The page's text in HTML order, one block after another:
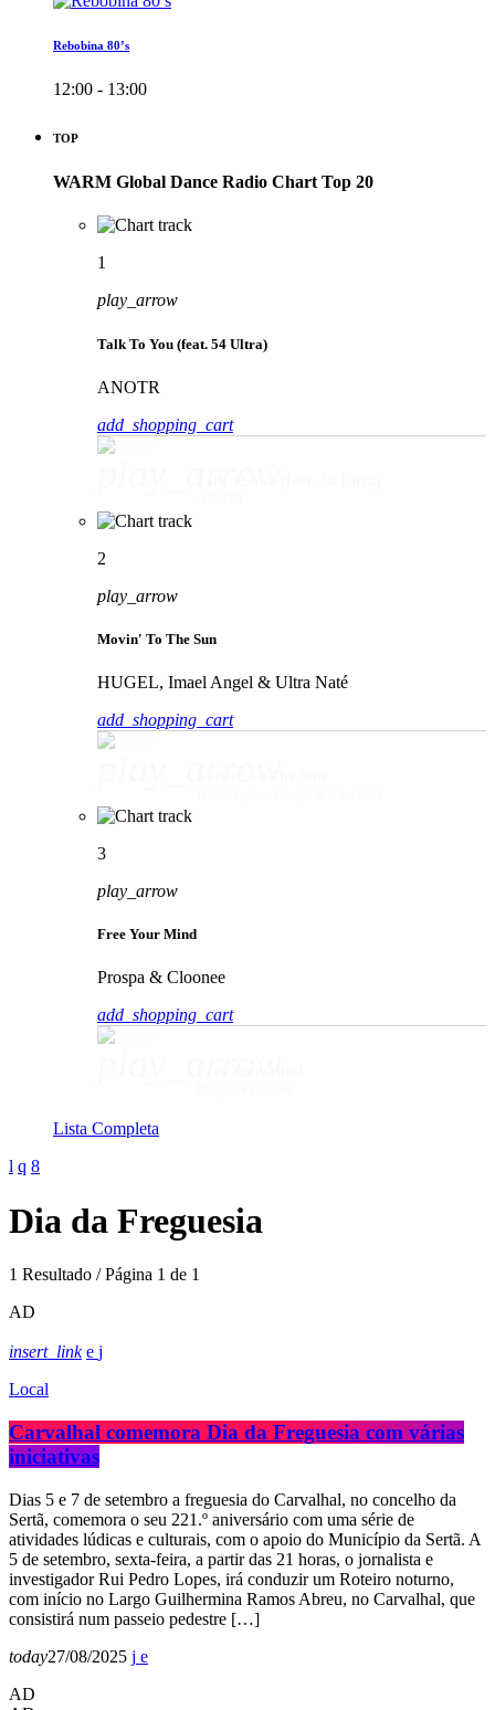
Rebobina 80’s
12:00 - 13:00
TOP
WARM Global Dance Radio Chart Top 20
1
play_arrow
Talk To You (feat. 54 Ultra)
ANOTR
add_shopping_cart
2
play_arrow
Movin' To The Sun
HUGEL, Imael Angel & Ultra Naté
add_shopping_cart
3
play_arrow
Free Your Mind
Prospa & Cloonee
add_shopping_cart
Lista Completa
Dia da Freguesia
1 Resultado / Página 1 de 1
AD
insert_link
Local
Carvalhal comemora Dia da Freguesia com várias
iniciativas
Dias 5 e 7 de setembro a freguesia do Carvalhal, no concelho da
Sertã, comemora o seu 221.º aniversário com uma série de
atividades lúdicas e culturais, com o apoio do Município da Sertã. A
5 de setembro, sexta-feira, a partir das 21 horas, o jornalista e
investigador Rui Pedro Lopes, irá conduzir um Roteiro noturno,
com início no Largo Guilhermina Ramos Abreu, no Carvalhal, que
consistirá num passeio pedestre […]
today27/08/2025
AD